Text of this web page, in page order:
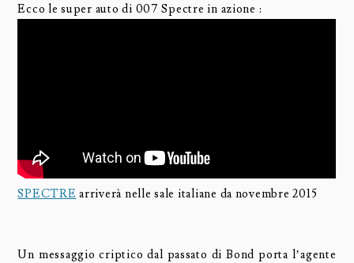
Ecco le super auto di 007 Spectre in azione :
SPECTRE arriverà nelle sale italiane da novembre 2015
Un messaggio criptico dal passato di Bond porta l’agente